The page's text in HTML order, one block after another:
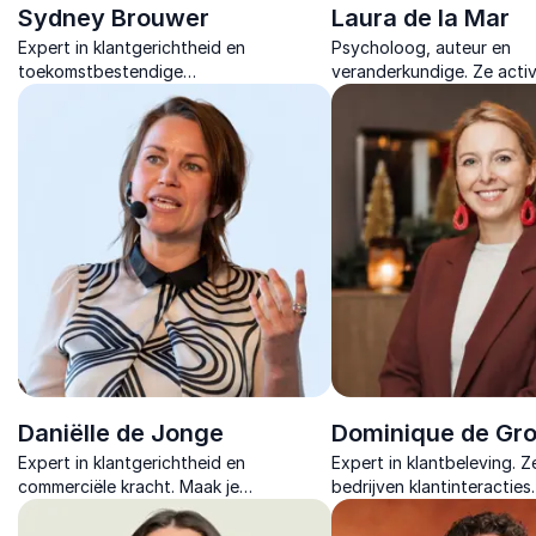
Sydney Brouwer
Expert in klantgerichtheid en
toekomstbestendige
organisatiecultuur. Hij helpt
organisaties klantgerichter en
wendbaarder te worden.
Laura de la Mar
Psycholoog, auteur en
veranderkundige. Ze
met energiek lezingen
gastvrijheid,
leiderschap.
Daniëlle de Jonge
Expert in klantgerichtheid en
commerciële kracht. Maak je
organisatie onweerstaanbaar
Dominique de
Expert in klantbeleving.
bedrijven klantinteracties
transformeren in